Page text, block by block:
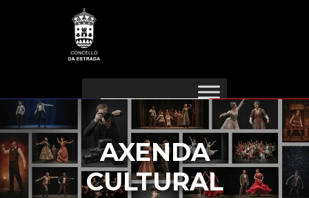
AXENDA
CULTURAL